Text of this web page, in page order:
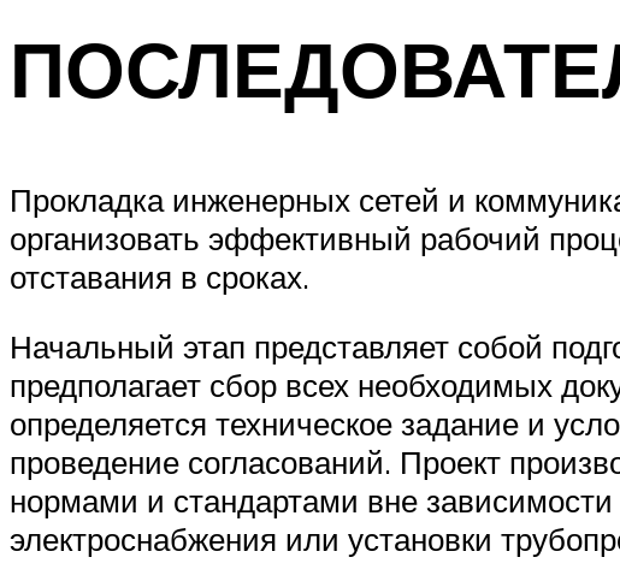
Прокладка инженерных сетей и
организовать эффективный рабочий
отставания в сроках.
Начальный этап представляет собой
предполагает сбор всех необходимых
определяется техническое задание и
проведение согласований. Проект
нормами и стандартами вне зависимости
электроснабжения или установки